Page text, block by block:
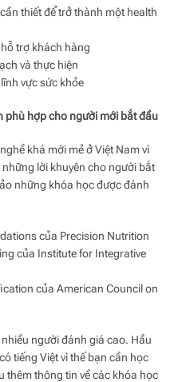
thiết để trở thành một health
trợ khách hàng
và thực hiện
vực sức khỏe
phù hợp cho người mới bắt đầu
khá mới mẻ ở Việt Nam vì
lời khuyên cho người bắt
những khóa học được đánh
của Precision Nutrition
của Institute for Integrative
của American Council on
người đánh giá cao. Hầu
tiếng Việt vì thế bạn cần học
thêm thông tin về các khóa học